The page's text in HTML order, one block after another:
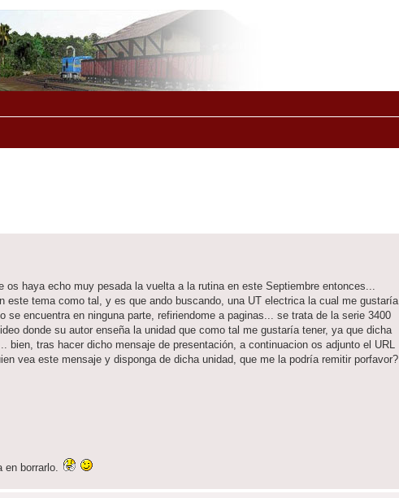
haya echo muy pesada la vuelta a la rutina en este Septiembre entonces...
tema como tal, y es que ando buscando, una UT electrica la cual me gustaría
encuentra en ninguna parte, refiriendome a paginas... se trata de la serie 3400
donde su autor enseña la unidad que como tal me gustaría tener, ya que dicha
tras hacer dicho mensaje de presentación, a continuacion os adjunto el URL
vea este mensaje y disponga de dicha unidad, que me la podría remitir porfavor?
borrarlo.